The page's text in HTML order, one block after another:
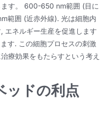
す。 600-650 nm範囲 (目に
範囲 (近赤外線). 光は細胞内
エネルギー生産を促進します
す. この細胞プロセスの刺激
療効果をもたらすという考え
ッドの利点